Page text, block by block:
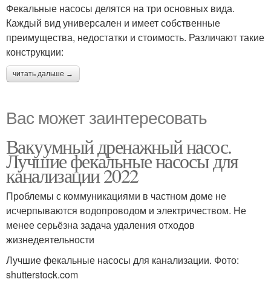
Фекальные насосы делятся на три основных вида.
Каждый вид универсален и имеет собственные
преимущества, недостатки и стоимость. Различают такие
конструкции:
читать дальше →
Вас может заинтересовать
Вакуумный дренажный насос.
Лучшие фекальные насосы для
канализации 2022
Проблемы с коммуникациями в частном доме не
исчерпываются водопроводом и электричеством. Не
менее серьёзна задача удаления отходов
жизнедеятельности
Лучшие фекальные насосы для канализации. Фото:
shutterstock.com